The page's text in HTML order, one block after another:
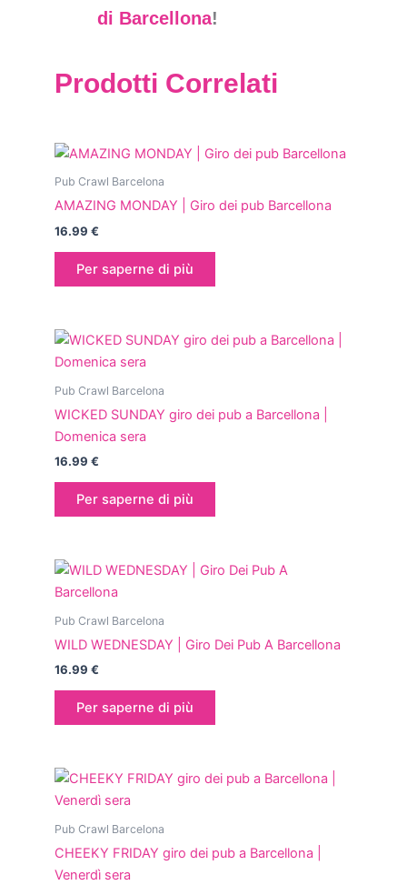
di Barcellona!
Prodotti Correlati
Pub Crawl Barcelona
AMAZING MONDAY | Giro dei pub Barcellona
16.99 €
Per saperne di più
Pub Crawl Barcelona
WICKED SUNDAY giro dei pub a Barcellona |
Domenica sera
16.99 €
Per saperne di più
Pub Crawl Barcelona
WILD WEDNESDAY | Giro Dei Pub A Barcellona
16.99 €
Per saperne di più
Pub Crawl Barcelona
CHEEKY FRIDAY giro dei pub a Barcellona |
Venerdì sera